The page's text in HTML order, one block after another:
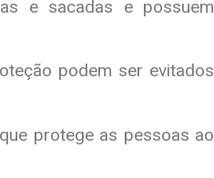
e sacadas e possuem
podem ser evitados
protege as pessoas ao